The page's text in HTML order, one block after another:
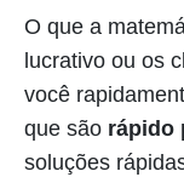
O que a
lucrativo ou os
você
que são rápido
soluções